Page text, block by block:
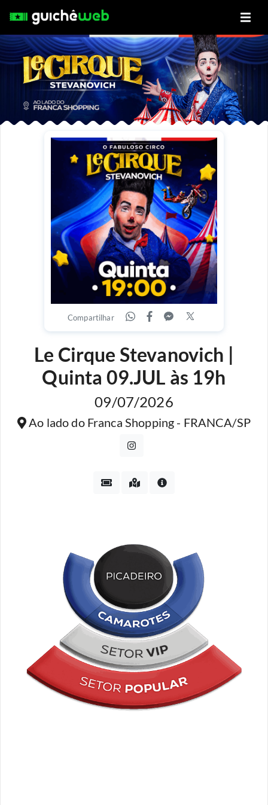
Compartilhar
Le Cirque Stevanovich |
Quinta 09.JUL às 19h
09/07/2026
Ao lado do Franca Shopping - FRANCA/SP